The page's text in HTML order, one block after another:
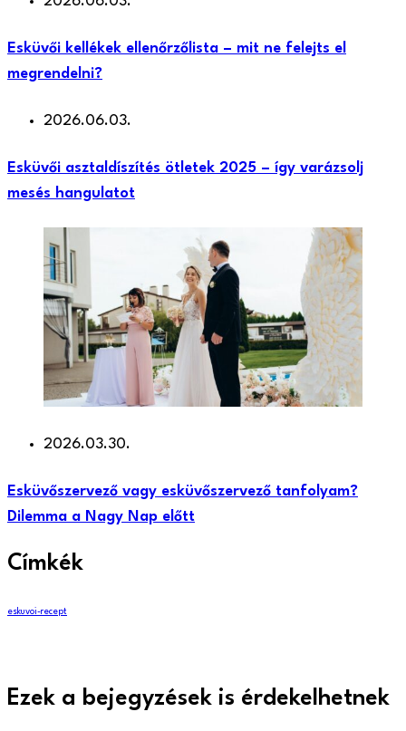
Esküvői kellékek ellenőrzőlista – mit ne felejts el
megrendelni?
2026.06.03.
Esküvői asztaldíszítés ötletek 2025 – így varázsolj
mesés hangulatot
2026.03.30.
Esküvőszervező vagy esküvőszervező tanfolyam?
Dilemma a Nagy Nap előtt
Címkék
eskuvoi-recept
Ezek a bejegyzések is érdekelhetnek